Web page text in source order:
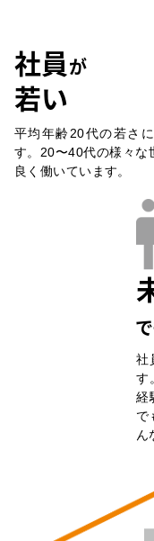
社員が
若い
平均年齢20代の若さ
す。20〜40代の様々な
良く働いています。
社
す
経
で
ん